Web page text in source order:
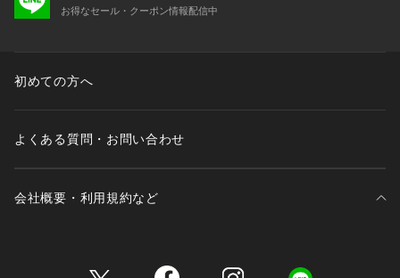
お得なセール・クーポン情報配信中
初めての方へ
よくある質問・お問い合わせ
会社概要・利用規約など